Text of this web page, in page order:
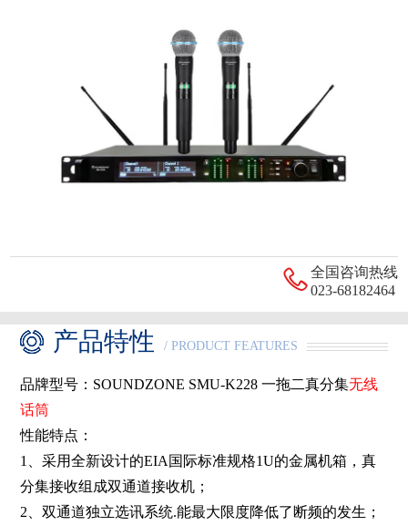
全国咨询热线
023-68182464
产品特性 / PRODUCT FEATURES
品牌型号：SOUNDZONE SMU-K228 一拖二真分集无线
话筒
性能特点：
1、采用全新设计的EIA国际标准规格1U的金属机箱，真
分集接收组成双通道接收机；
2、双通道独立选讯系统.能最大限度降低了断频的发生；